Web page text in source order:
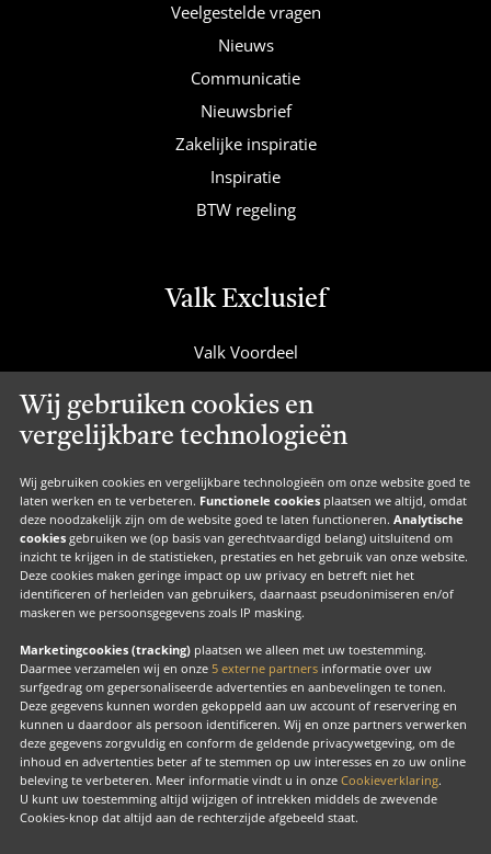
Wij gebruiken cookies en
vergelijkbare technologieën
Wij gebruiken cookies en vergelijkbare technologieën om onze website goed te
laten werken en te verbeteren. Functionele cookies plaatsen we altijd, omdat
deze noodzakelijk zijn om de website goed te laten functioneren. Analytische
cookies gebruiken we (op basis van gerechtvaardigd belang) uitsluitend om
inzicht te krijgen in de statistieken, prestaties en het gebruik van onze website.
Deze cookies maken geringe impact op uw privacy en betreft niet het
identificeren of herleiden van gebruikers, daarnaast pseudonimiseren en/of
maskeren we persoonsgegevens zoals IP masking.
Marketingcookies (tracking) plaatsen we alleen met uw toestemming.
Daarmee verzamelen wij en onze 5 externe partners informatie over uw
surfgedrag om gepersonaliseerde advertenties en aanbevelingen te tonen.
Deze gegevens kunnen worden gekoppeld aan uw account of reservering en
kunnen u daardoor als persoon identificeren. Wij en onze partners verwerken
deze gegevens zorgvuldig en conform de geldende privacywetgeving, om de
inhoud en advertenties beter af te stemmen op uw interesses en zo uw online
beleving te verbeteren. Meer informatie vindt u in onze Cookieverklaring.
U kunt uw toestemming altijd wijzigen of intrekken middels de zwevende
Cookies-knop dat altijd aan de rechterzijde afgebeeld staat.
Veelgestelde vragen
Nieuws
Communicatie
Nieuwsbrief
Zakelijke inspiratie
Inspiratie
BTW regeling
Valk Exclusief
Valk Voordeel
Valk Suites
Valk Jobs
Valk Exclusief Membership
Valk Voor Thuis
Valk Exclusief Zakelijk
MVO
Contact
FacebookInstagramLinkedIn
Copyright